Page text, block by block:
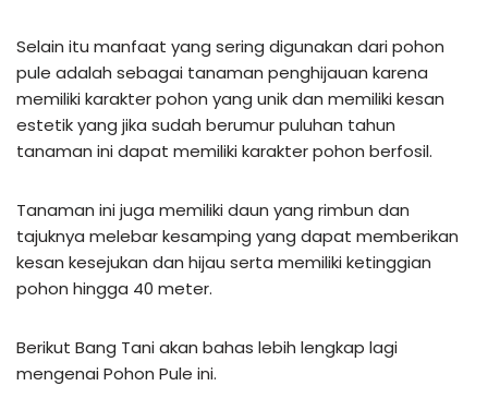
Selain itu manfaat yang sering digunakan dari pohon
pule adalah sebagai tanaman penghijauan karena
memiliki karakter pohon yang unik dan memiliki kesan
estetik yang jika sudah berumur puluhan tahun
tanaman ini dapat memiliki karakter pohon berfosil.
Tanaman ini juga memiliki daun yang rimbun dan
tajuknya melebar kesamping yang dapat memberikan
kesan kesejukan dan hijau serta memiliki ketinggian
pohon hingga 40 meter.
Berikut Bang Tani akan bahas lebih lengkap lagi
mengenai Pohon Pule ini.